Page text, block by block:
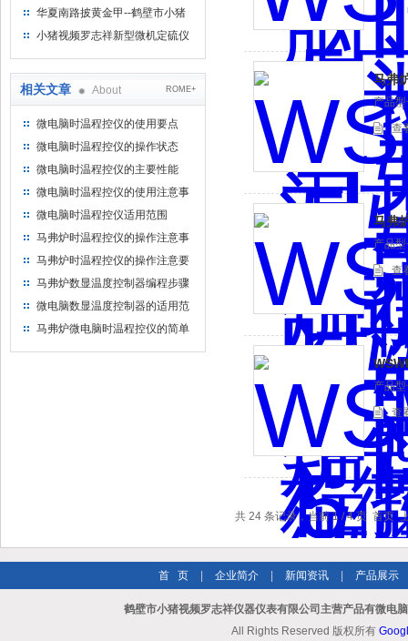
仪制造企业
华夏南路披黄金甲--鹤壁市小猪
视频罗志祥仪器仪表有限公司
小猪视频罗志祥新型微机定硫仪
相关文章 About ROME+
微电脑时温程控仪的使用要点
微电脑时温程控仪的操作状态
微电脑时温程控仪的主要性能
微电脑时温程控仪的使用注意事
项
微电脑时温程控仪适用范围
马弗炉时温程控仪的操作注意事
项
马弗炉时温程控仪的操作注意要
点
马弗炉数显温度控制器编程步骤
微电脑数显温度控制器的适用范
围
马弗炉微电脑时温程控仪的简单
马弗
产品型号
查
马弗
产品型
查
产品型
查
共 24 条记录，当前 1 / 4 页 首页
首 页 企业简介 新闻资讯 产品展示
鹤壁市小猪视频罗志祥仪器仪表有限公司主营产品有微电
All Rights Reserved 版权所有